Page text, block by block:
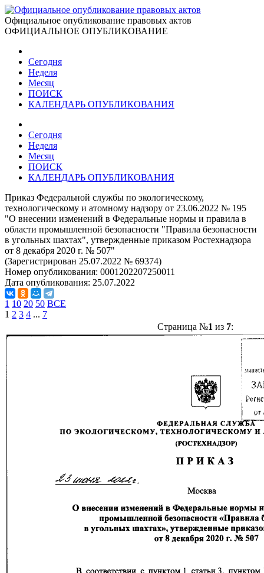
Официальное опубликование правовых актов
ОФИЦИАЛЬНОЕ ОПУБЛИКОВАНИЕ
Сегодня
Неделя
Месяц
ПОИСК
КАЛЕНДАРЬ ОПУБЛИКОВАНИЯ
Сегодня
Неделя
Месяц
ПОИСК
КАЛЕНДАРЬ ОПУБЛИКОВАНИЯ
Приказ Федеральной службы по экологическому,
технологическому и атомному надзору от 23.06.2022 № 195
"О внесении изменений в Федеральные нормы и правила в
области промышленной безопасности "Правила безопасности
в угольных шахтах", утвержденные приказом Ростехнадзора
от 8 декабря 2020 г. № 507"
(Зарегистрирован 25.07.2022 № 69374)
Номер опубликования: 0001202207250011
Дата опубликования: 25.07.2022
1 10 20 50 ВСЕ
1 2 3 4 ... 7
Страница №1 из 7: